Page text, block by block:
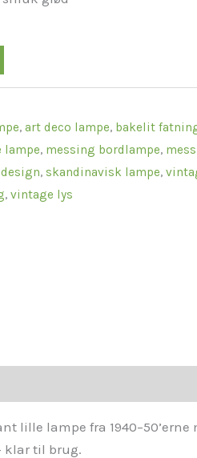
,art deco lampe, bakelit
, messing bordlampe,
, skandinavisk lampe,
,vintage lys
lille lampe fra 1940–50’erne
klar til brug.